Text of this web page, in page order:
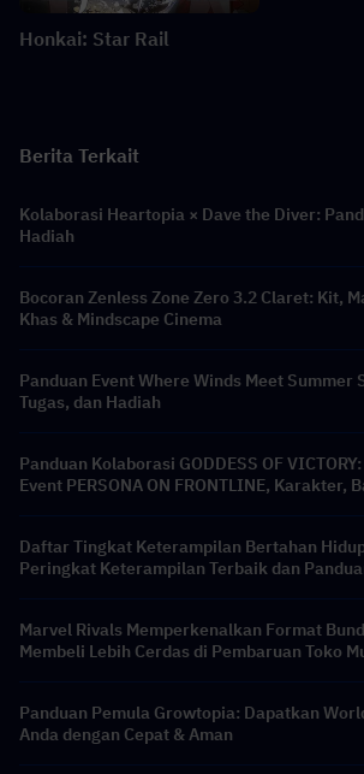
Honkai: Star Rail
Berita Terkait
Kolaborasi Heartopia × Dave the Diver:
Hadiah
Bocoran Zenless Zone Zero 3.2 Claret: Kit,
Khas & Mindscape Cinema
Panduan Event Where Winds Meet Summer
Tugas, dan Hadiah
Panduan Kolaborasi GODDESS OF
Event PERSONA ON FRONTLINE, Karakter,
Daftar Tingkat Keterampilan Bertahan
Peringkat Keterampilan Terbaik dan
Marvel Rivals Memperkenalkan Format
Membeli Lebih Cerdas di Pembaruan Toko
Panduan Pemula Growtopia: Dapatkan
Anda dengan Cepat & Aman